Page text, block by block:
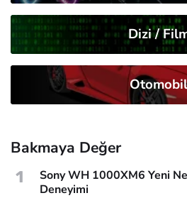
Dizi /
Otomobil
Bakmaya Değer
1
Sony WH 1000XM6 Yeni
Deneyimi